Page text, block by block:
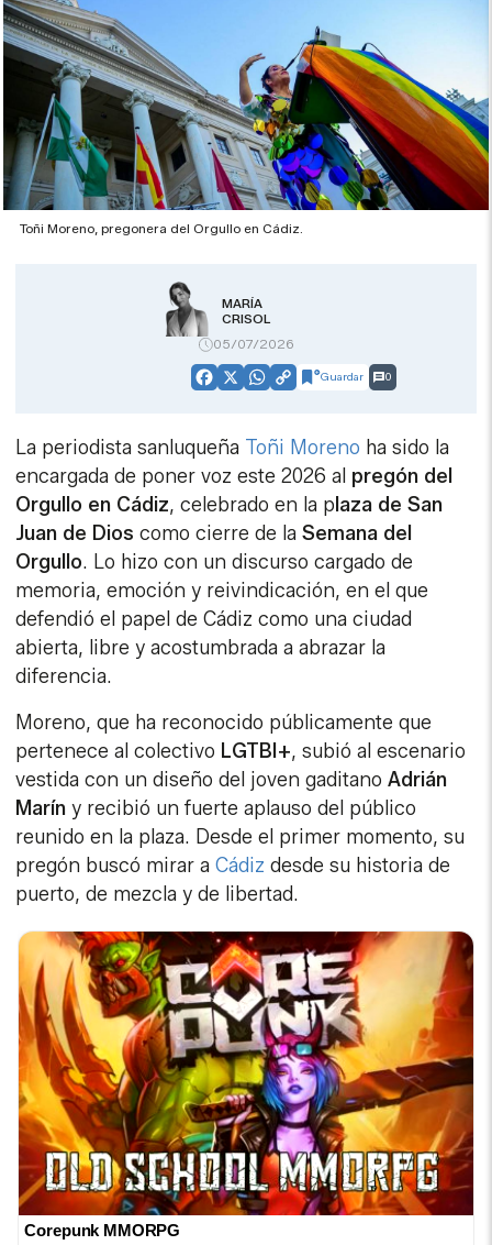
Toñi Moreno, pregonera del Orgullo en Cádiz.
MARÍA
CRISOL
05/07/2026
Facebook
X WhatsApp
CopyGuardar 0
La periodista sanluqueña Toñi Moreno ha sido la
encargada de poner voz este 2026 al pregón del
Orgullo en Cádiz, celebrado en la p laza de San
Juan de Dios como cierre de laSemana del
Orgullo. Lo hizo con un discurso cargado de
memoria, emoción y reivindicación, en el que
defendió el papel de Cádiz como una ciudad
abierta, libre y acostumbrada a abrazar la
diferencia.
Moreno, que ha reconocido públicamente que
pertenece al colectivo LGTBI+, subió al escenario
vestida con un diseño del joven gaditanoAdrián
Marín y recibió un fuerte aplauso del público
reunido en la plaza. Desde el primer momento, su
pregón buscó mirar aCádizdesde su historia de
puerto, de mezcla y de libertad.
Corepunk MMORPG